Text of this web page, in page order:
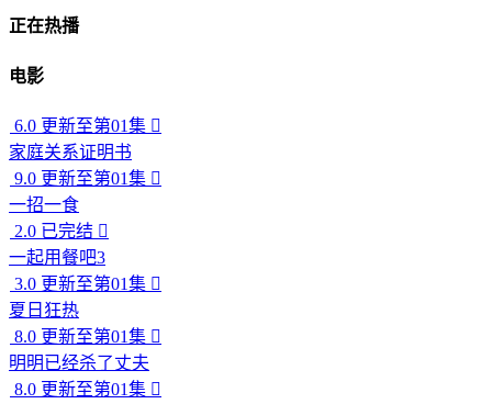
正在热播
电影
6.0 更新至第01集 
家庭关系证明书
9.0 更新至第01集 
一招一食
2.0 已完结 
一起用餐吧3
3.0 更新至第01集 
夏日狂热
8.0 更新至第01集 
明明已经杀了丈夫
8.0 更新至第01集 